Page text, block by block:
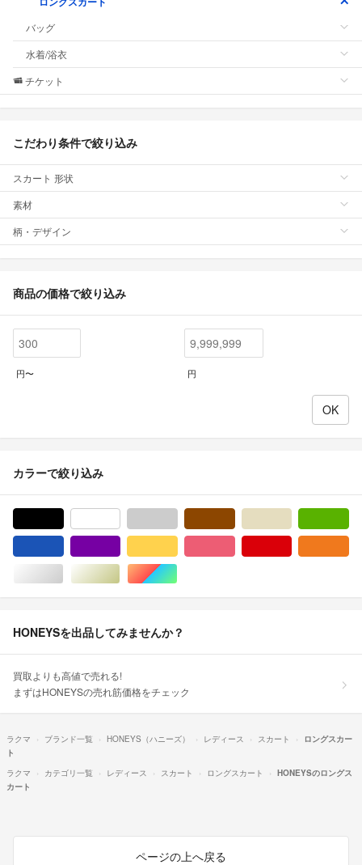
バッグ
水着/浴衣
チケット
こだわり条件で絞り込み
スカート 形状
素材
柄・デザイン
商品の価格で絞り込み
円〜 円
カラーで絞り込み
シルバー/銀色系ゴールド/金色系マルチカラー
HONEYSを出品してみませんか？
買取よりも高値で売れる!
まずはHONEYSの売れ筋価格をチェック
ラクマ ブランド一覧 HONEYS（ハニーズ） レディース スカート
ロングスカー
ト
ラクマ
カテゴリ一覧 レディース スカート ロングスカート
HONEYSのロングス
カート
ページの上へ戻る